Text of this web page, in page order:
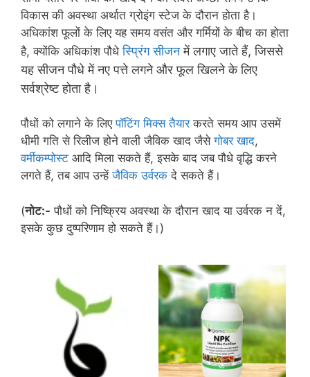
विकास की अवस्था अर्थात ग्रोइंग स्टेज के दौरान होता है।
अधिकांश फूलों के लिए यह समय वसंत और गर्मियों के बीच का होता
है, क्योंकि अधिकांश पौधेस्प्रिंग सीजनमें लगाए जाते हैं, जिससे
यह सीजन पौधे में नए पत्ते लगने और फूल खिलने के लिए
सर्वश्रेष्ट होता है।
पौधों को लगाने के लिएपॉटिंग मिक्स तैयारकरते समय आप उसमें
धीमी गति से रिलीज होने वाली जैविक खाद जैसेगोबर खाद,
वर्मीकम्पोस्ट आदि मिला सकते हैं, इसके बाद जब पौधे वृद्धि करने
लगते हैं, तब आप उन्हेंजैविक उर्वरक दे सकते हैं।
(नोट:- पौधों को निष्क्रिय अवस्था के दौरान खाद या उर्वरक न दें,
इसके कुछ दुष्परिणाम हो सकते हैं।)